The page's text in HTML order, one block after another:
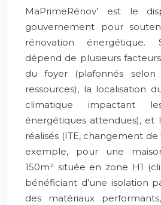
MaPrimeRénov’ est le
gouvernement pour
rénovation énergétique.
dépend de plusieurs
du foyer (plafonnés
ressources), la localisation
climatique impactant
énergétiques attendues), et
réalisés (ITE, changement
exemple, pour une
150m² située en zone H1
bénéficiant d’une isolation
des matériaux